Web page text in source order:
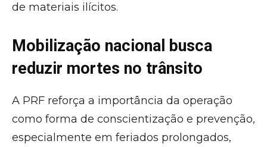
de materiais ilícitos.
Mobilização nacional busca
reduzir mortes no trânsito
A PRF reforça a importância da operação
como forma de conscientização e prevenção,
especialmente em feriados prolongados,